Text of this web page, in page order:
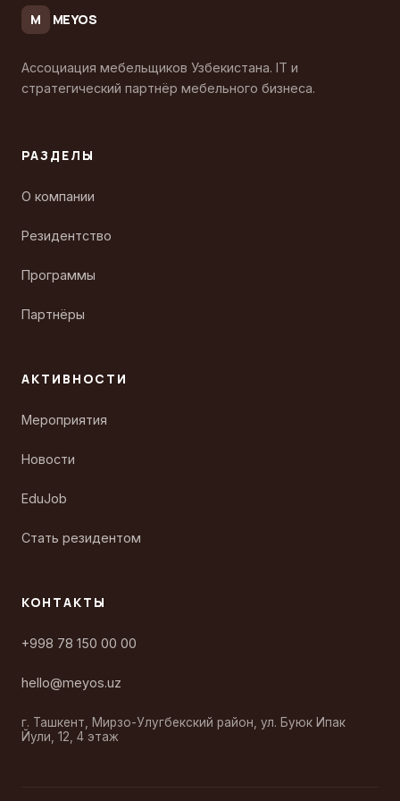
M MEYOS
Ассоциация мебельщиков Узбекистана. IT и
стратегический партнёр мебельного бизнеса.
РАЗДЕЛЫ
О компании
Резидентство
Программы
Партнёры
АКТИВНОСТИ
Мероприятия
Новости
EduJob
Стать резидентом
КОНТАКТЫ
+998 78 150 00 00
hello@meyos.uz
г. Ташкент, Мирзо-Улугбекский район, ул. Буюк Ипак
Йули, 12, 4 этаж